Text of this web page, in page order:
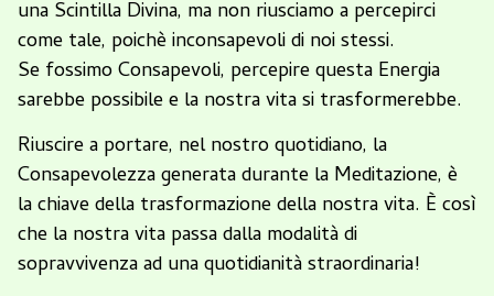
una Scintilla Divina, ma non riusciamo a percepirci
come tale, poichè inconsapevoli di noi stessi.
Se fossimo Consapevoli, percepire questa Energia
sarebbe possibile e la nostra vita si trasformerebbe.
Riuscire a portare, nel nostro quotidiano, la
Consapevolezza generata durante la Meditazione, è
la chiave della trasformazione della nostra vita. È così
che la nostra vita passa dalla modalità di
sopravvivenza ad una quotidianità straordinaria!